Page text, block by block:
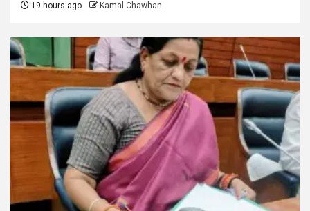
19 hours ago Kamal Chawhan